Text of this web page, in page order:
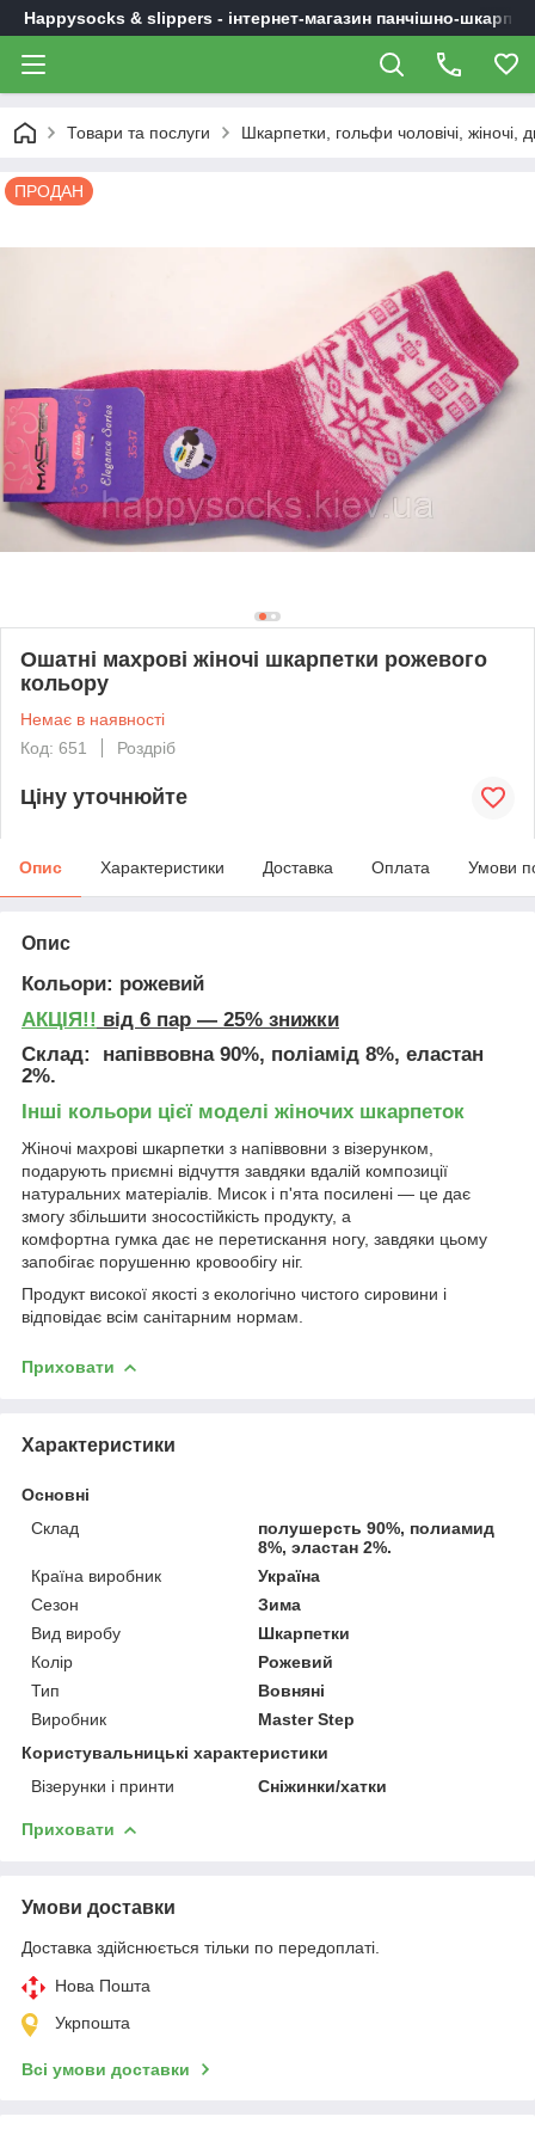
Happysocks & slippers - інтернет-магазин панчішно-
Товари та послуги Шкарпетки, гольфи чоловічі, жіночі,
ПРОДАН
Ошатні махрові жіночі шкарпетки рожевого
кольору
Немає в наявності
Код: 651
Роздріб
Ціну уточнюйте
Опис Характеристики Доставка Оплата Умови
Опис
Кольори: рожевий
АКЦІЯ!! від 6 пар — 25% знижки
Склад: напіввовна 90%, поліамід 8%, еластан
2%.
Інші кольори цієї моделі жіночих шкарпеток
Жіночі махрові шкарпетки з напіввовни з візерунком,
подарують приємні відчуття завдяки вдалій композиції
натуральних матеріалів. Мисок і п'ята посилені — це дає
змогу збільшити зносостійкість продукту, а
комфортна гумка дає не перетискання ногу, завдяки цьому
запобігає порушенню кровообігу ніг.
Продукт високої якості з екологічно чистого сировини і
відповідає всім санітарним нормам.
Приховати
Характеристики
Основні
Склад
полушерсть 90%, полиамид
8%, эластан 2%.
Країна виробник
Україна
Сезон
Зима
Вид виробу
Шкарпетки
Колір
Рожевий
Тип
Вовняні
Виробник
Master Step
Користувальницькі характеристики
Візерунки і принти
Сніжинки/хатки
Приховати
Умови доставки
Доставка здійснюється тільки по передоплаті.
Нова Пошта
Укрпошта
Всі умови доставки